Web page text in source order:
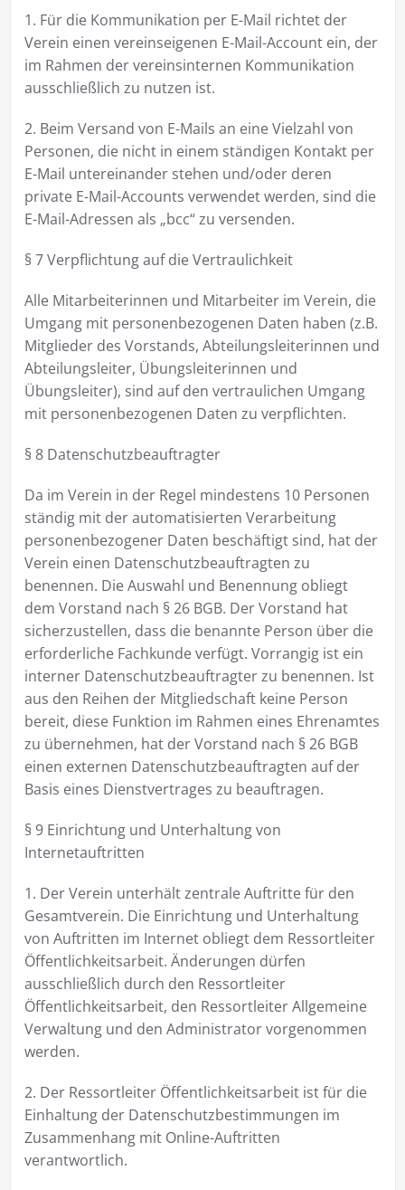
1. Für die Kommunikation per E-Mail richtet der
Verein einen vereinseigenen E-Mail-Account ein, der
im Rahmen der vereinsinternen Kommunikation
ausschließlich zu nutzen ist.
2. Beim Versand von E-Mails an eine Vielzahl von
Personen, die nicht in einem ständigen Kontakt per
E-Mail untereinander stehen und/oder deren
private E-Mail-Accounts verwendet werden, sind die
E-Mail-Adressen als „bcc“ zu versenden.
§ 7 Verpflichtung auf die Vertraulichkeit
Alle Mitarbeiterinnen und Mitarbeiter im Verein, die
Umgang mit personenbezogenen Daten haben (z.B.
Mitglieder des Vorstands, Abteilungsleiterinnen und
Abteilungsleiter, Übungsleiterinnen und
Übungsleiter), sind auf den vertraulichen Umgang
mit personenbezogenen Daten zu verpflichten.
§ 8 Datenschutzbeauftragter
Da im Verein in der Regel mindestens 10 Personen
ständig mit der automatisierten Verarbeitung
personenbezogener Daten beschäftigt sind, hat der
Verein einen Datenschutzbeauftragten zu
benennen. Die Auswahl und Benennung obliegt
dem Vorstand nach § 26 BGB. Der Vorstand hat
sicherzustellen, dass die benannte Person über die
erforderliche Fachkunde verfügt. Vorrangig ist ein
interner Datenschutzbeauftragter zu benennen. Ist
aus den Reihen der Mitgliedschaft keine Person
bereit, diese Funktion im Rahmen eines Ehrenamtes
zu übernehmen, hat der Vorstand nach § 26 BGB
einen externen Datenschutzbeauftragten auf der
Basis eines Dienstvertrages zu beauftragen.
§ 9 Einrichtung und Unterhaltung von
Internetauftritten
1. Der Verein unterhält zentrale Auftritte für den
Gesamtverein. Die Einrichtung und Unterhaltung
von Auftritten im Internet obliegt dem Ressortleiter
Öffentlichkeitsarbeit. Änderungen dürfen
ausschließlich durch den Ressortleiter
Öffentlichkeitsarbeit, den Ressortleiter Allgemeine
Verwaltung und den Administrator vorgenommen
werden.
2. Der Ressortleiter Öffentlichkeitsarbeit ist für die
Einhaltung der Datenschutzbestimmungen im
Zusammenhang mit Online-Auftritten
verantwortlich.